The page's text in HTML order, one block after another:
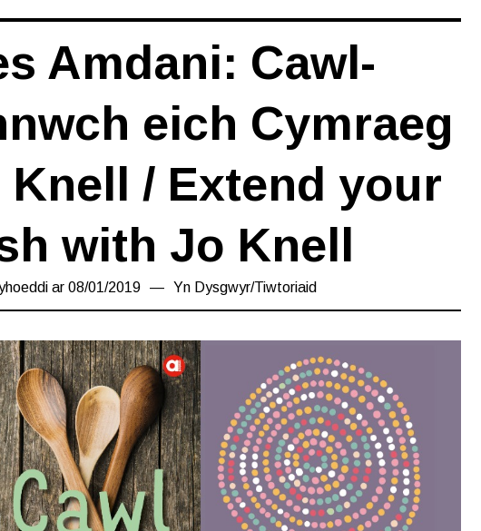
Amdani: Cawl-
eich Cymraeg
Knell / Extend your
with Jo Knell
ar 08/01/201918/03/2019
Yn Dysgwyr/Tiwtoriaid